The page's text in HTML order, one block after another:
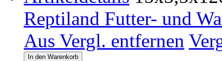
Reptiland Futter- und
Aus Vergl. entfernen
In den Warenkorb